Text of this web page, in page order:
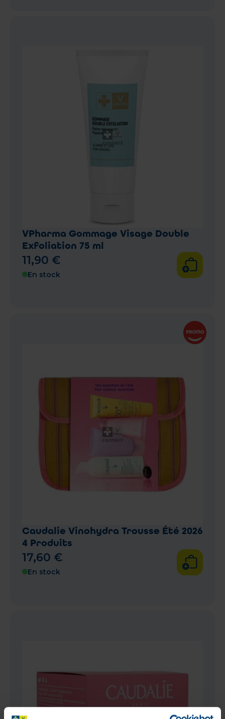
VPharma Gommage Visage Double
Exfoliation 75 ml
11,90 €
En stock
Caudalie Vinohydra Trousse Été 2026
4 Produits
17,60 €
En stock